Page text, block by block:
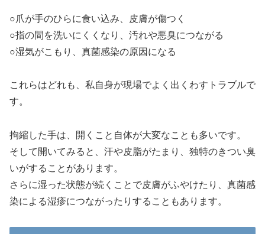
○爪が手のひらに食い込み、皮膚が傷つく
○指の間を洗いにくくなり、汚れや悪臭につながる
○湿気がこもり、真菌感染の原因になる
これらはどれも、私自身が現場でよく出くわすトラブルで
す。
拘縮した手は、開くこと自体が大変なことも多いです。
そして開いてみると、汗や皮脂がたまり、独特のきつい臭
いがすることがあります。
さらに湿った状態が続くことで皮膚がふやけたり、真菌感
染による湿疹につながったりすることもあります。